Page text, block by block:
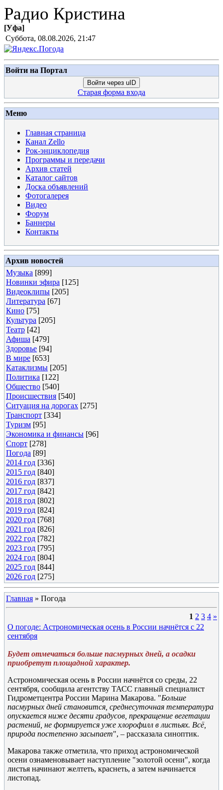
Радио Кристина
[Уфа]
Суббота, 08.08.2026, 21:47
Войти на Портал
Войти через uID
Старая форма входа
Меню
Главная страница
Канал Zello
Рок-энциклопедия
Программы и передачи
Архив статей
Каталог сайтов
Доска объявлений
Фотогалерея
Видео
Форум
Баннеры
Контакты
Архив новостей
Музыка [899]
Новинки эфира [125]
Видеоклипы [205]
Литература [67]
Кино [75]
Культура [205]
Театр [42]
Афиша [479]
Здоровье [94]
В мире [653]
Катаклизмы [205]
Политика [122]
Общество [540]
Происшествия [540]
Ситуация на дорогах [275]
Транспорт [334]
Туризм [95]
Экономика и финансы [96]
Спорт [278]
Погода [89]
2014 год [336]
2015 год [840]
2016 год [837]
2017 год [842]
2018 год [802]
2019 год [824]
2020 год [768]
2021 год [826]
2022 год [782]
2023 год [795]
2024 год [804]
2025 год [844]
2026 год [275]
Главная » Погода
1 2 3 4 »
О погоде: Астрономическая осень в России начнётся с 22
сентября
Будет отмечаться больше пасмурных дней, а осадки
приобретут площадной характер.
Астрономическая осень в России начнётся со среды, 22
сентября, сообщила агентству ТАСС главный специалист
Гидрометцентра России Марина Макарова. "Больше
пасмурных дней становится, среднесуточная температура
опускается ниже десяти градусов, прекращение вегетации
растений, не формируется уже хлорофилл в листьях. Всё,
природа постепенно засыпает", – рассказала синоптик.
Макарова также отметила, что приход астрономической
осени ознаменовывает наступление "золотой осени", когда
листья начинают желтеть, краснеть, а затем начинается
листопад.